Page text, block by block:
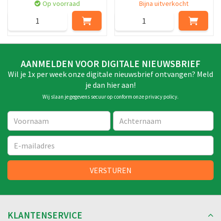
Op voorraad Bijna uitverkocht
AANMELDEN VOOR DIGITALE NIEUWSBRIEF
Wil je 1x per week onze digitale nieuwsbrief ontvangen? Meld
je dan hier aan!
Wij slaan je gegevens secuur op conform onze privacy policy.
KLANTENSERVICE